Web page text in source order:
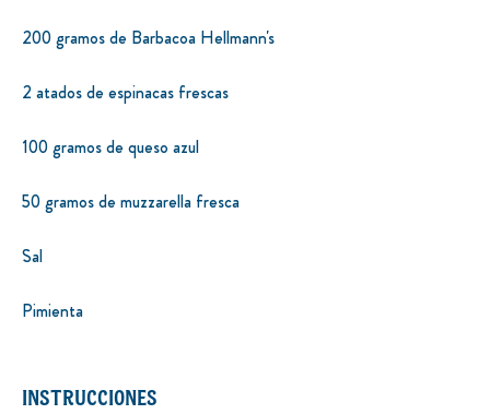
200 gramos de Barbacoa Hellmann's
2 atados de espinacas frescas
100 gramos de queso azul
50 gramos de muzzarella fresca
Sal
Pimienta
INSTRUCCIONES